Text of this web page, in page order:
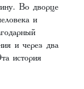
Во дворце
и
и через два
история